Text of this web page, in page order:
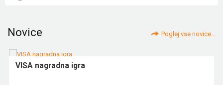
Novice Poglej vse novice...
VISA nagradna igra